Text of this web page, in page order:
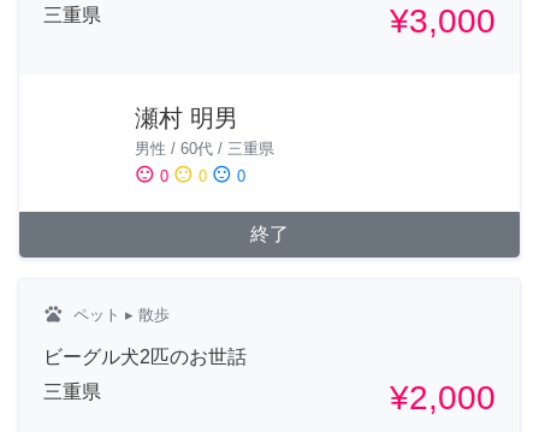
三重県
¥3,000
瀬村 明男
男性 / 60代 / 三重県
sentiment_satisfied 0 sentiment_neutral 0 sentiment_dissatisfied 0
終了
pets ペット ▸ 散歩
ビーグル犬2匹のお世話
三重県
¥2,000